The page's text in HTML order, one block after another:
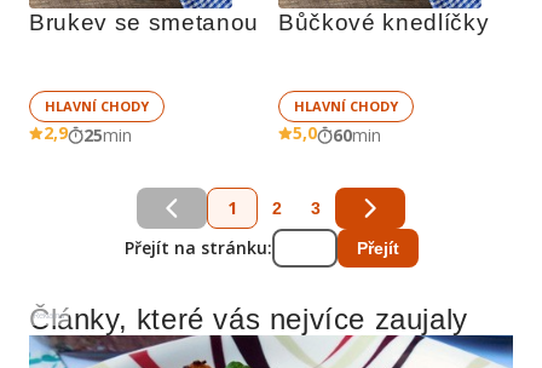
Brukev se smetanou
HLAVNÍ CHODY
2,9 25min
Bůčkové knedlíčky
HLAVNÍ CHODY
5,0 60min
1 2 3
Přejít na stránku: Přejít
Reklama
Články, které vás nejvíce zaujaly